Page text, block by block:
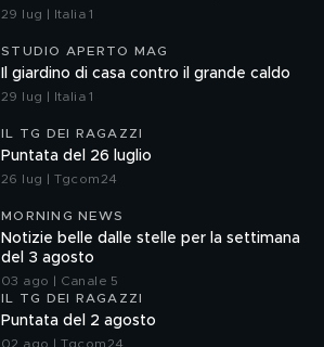
29 lug | Italia 1
STUDIO APERTO MAG
Il giardino di casa contro il grande caldo
29 lug | Italia 1
IL TG DEI RAGAZZI
Puntata del 26 luglio
26 lug | Tgcom24
MORNING NEWS
Notizie belle dalle stelle per la settimana
del 3 agosto
03 ago | Canale 5
IL TG DEI RAGAZZI
Puntata del 2 agosto
02 ago | Tgcom24